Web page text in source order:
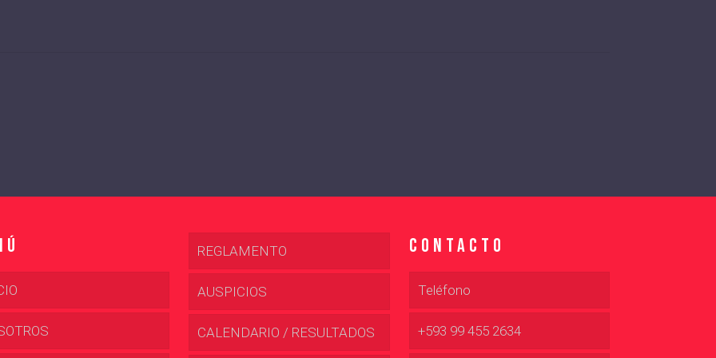
REGLAMENTO
AUSPICIOS
CALENDARIO / RESULTADOS
Contacto
Teléfono
+593 99 455 2634